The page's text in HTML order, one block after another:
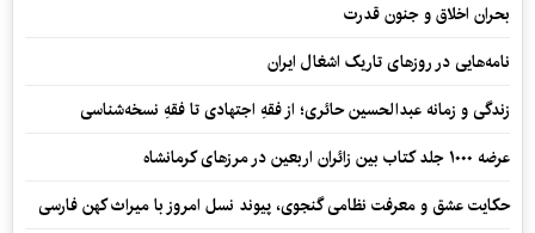
بحران اخلاق و جنون قدرت
نامه‌هایی در روزهای تاریک اشغال ایران
زندگی و زمانه عبدالحسین حائری؛ از فقهِ اجتهادی تا فقهِ نسخه‌شناسی
عرضه ۱۰۰۰ جلد کتاب بین زائران اربعین در مرزهای کرمانشاه
حکایت عشق و معرفت نظامی گنجوی، پیوند نسل امروز با میراث کهن فارسی